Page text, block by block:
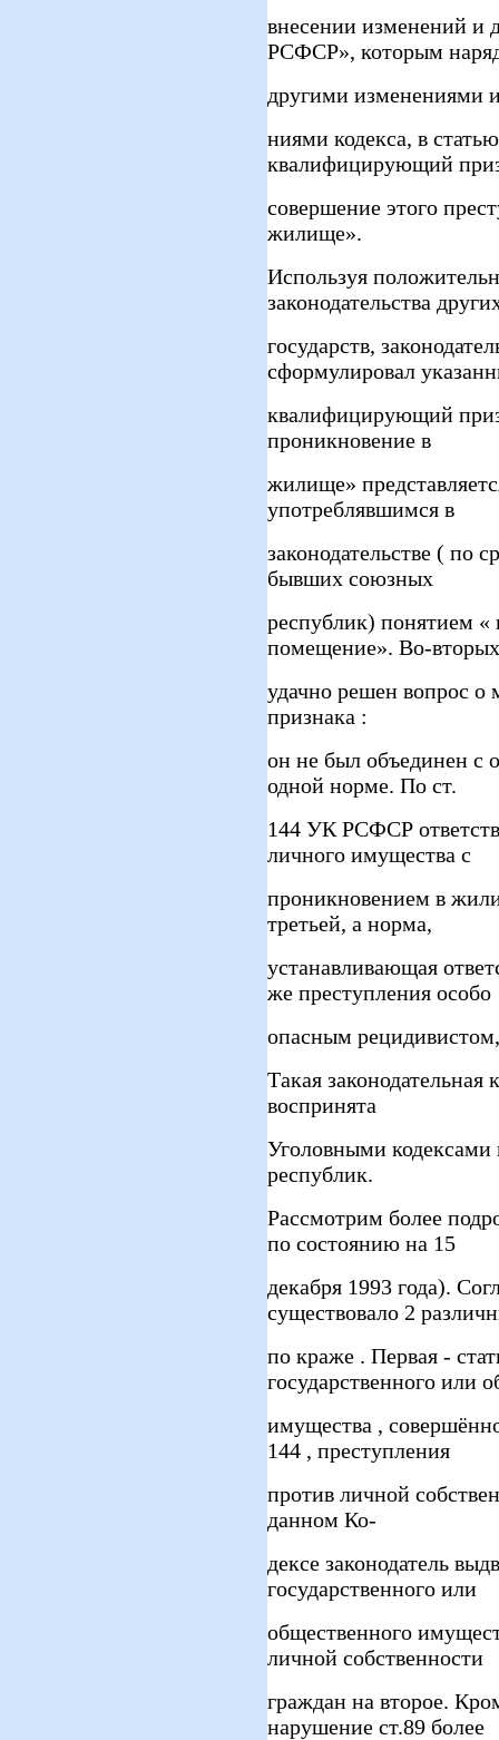
внесении изменений и
РСФСР», которым
другими изменениями
ниями кодекса, в
квалифицирующий
совершение этого
жилище».
Используя
законодательства
государств,
сформулировал
квалифицирующий
проникновение в
жилище»
употреблявшимся в
законодательстве ( по
бывших союзных
республик) понятием
помещение». Во-
удачно решен вопрос о
признака :
он не был объединен с
одной норме. По ст.
144 УК РСФСР
личного имущества с
проникновением в
третьей, а норма,
устанавливающая
же преступления особо
опасным
Такая законодательная
воспринята
Уголовными
республик.
Рассмотрим более
по состоянию на 15
декабря 1993 года).
существовало 2
по краже . Первая -
государственного или
имущества ,
144 , преступления
против личной
данном Ко-
дексе законодатель
государственного или
общественного
личной собственности
граждан на второе.
нарушение ст.89 более